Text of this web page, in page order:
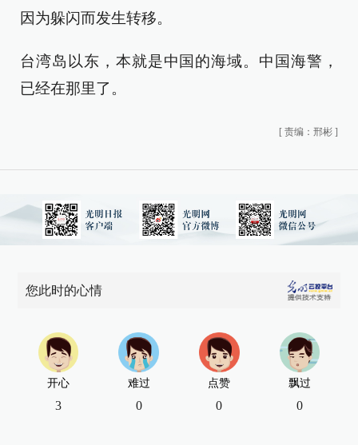
因为躲闪而发生转移。
台湾岛以东，本就是中国的海域。中国海警，
已经在那里了。
[ 责编：邢彬 ]
您此时的心情
开心
3
难过
0
点赞
0
飘过
0